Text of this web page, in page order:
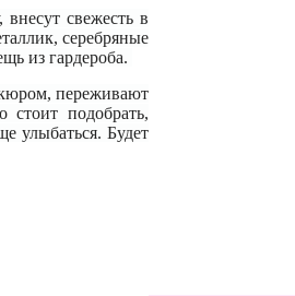
свежесть в
серебряные
из гардероба.
переживают
подобрать,
улыбаться. Будет